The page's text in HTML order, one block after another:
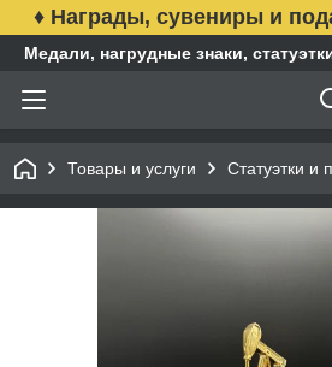
♦ Награды, сувениры и
Медали, нагрудные знаки,
Товары и услуги Статуэтки и